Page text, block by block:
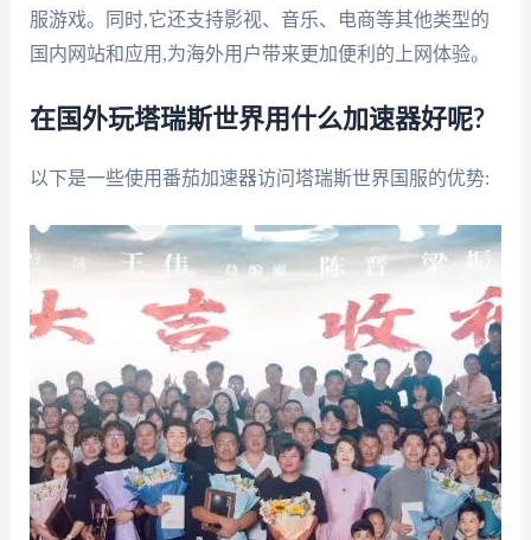
服游戏。同时,它还支持影视、音乐、电商等其他类型的
国内网站和应用,为海外用户带来更加便利的上网体验。
在国外玩塔瑞斯世界用什么加速器好呢?
以下是一些使用番茄加速器访问塔瑞斯世界国服的优势: